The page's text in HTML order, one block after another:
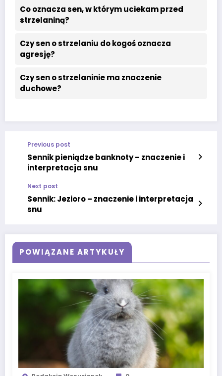
Co oznacza sen, w którym uciekam przed
strzelaniną?
Czy sen o strzelaniu do kogoś oznacza
agresję?
Czy sen o strzelaninie ma znaczenie
duchowe?
Previous post
Sennik pieniądze banknoty – znaczenie i
interpretacja snu
Next post
Sennik: Jezioro – znaczenie i interpretacja
snu
POWIĄZANE ARTYKUŁY